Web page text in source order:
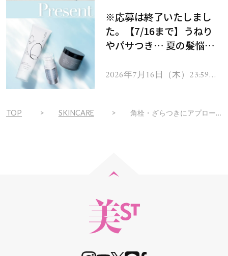
※応募は終了いたしまし
た。【7/16まで】うねり
やパサつき… 夏の髪悩み
ムを13名様にプレゼン
2026年7月16日（木）23:59ま
TOP SKINCARE 角栓・ざらつきにアプローチ！新・国宝級名品のコスメデコルテAQでかなう、大人の毛穴ケア